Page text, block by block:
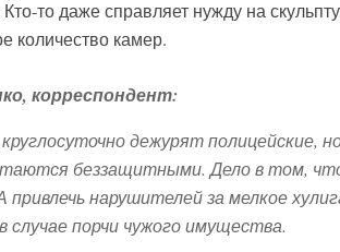
то даже справляет нужду на
количество камер.
корреспондент:
дежурят полицейские,
беззащитными. Дело в том,
привлечь нарушителей за мелкое
случае порчи чужого имущества.